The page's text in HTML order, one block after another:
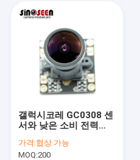
갤럭시코레 GC0308 센
서와 낮은 소비 전력
듈
가격:협상 가능
MOQ:200